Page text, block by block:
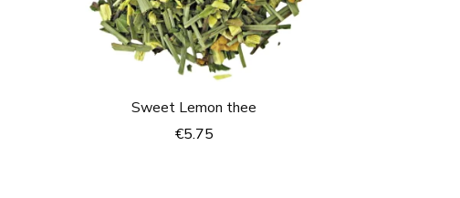
Sweet Lemon thee
€5.75